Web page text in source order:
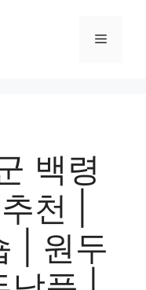
메
백령
천 |
| 원두